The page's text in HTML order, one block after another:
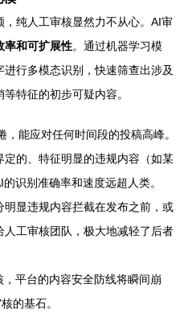
纯人工审核显然力不从心。AI审
率和可扩展性。通过机器学习模
行多模态识别，快速筛查出涉及
特征的初步可疑内容。
，能应对任何时间段的投稿高峰。
定的、特征明显的违规内容（如某
识别准确率和速度远超人类。
明显违规内容拦截在发布之前，或
工审核团队，极大地减轻了后者
平台的内容安全防线将瞬间崩
的基石。